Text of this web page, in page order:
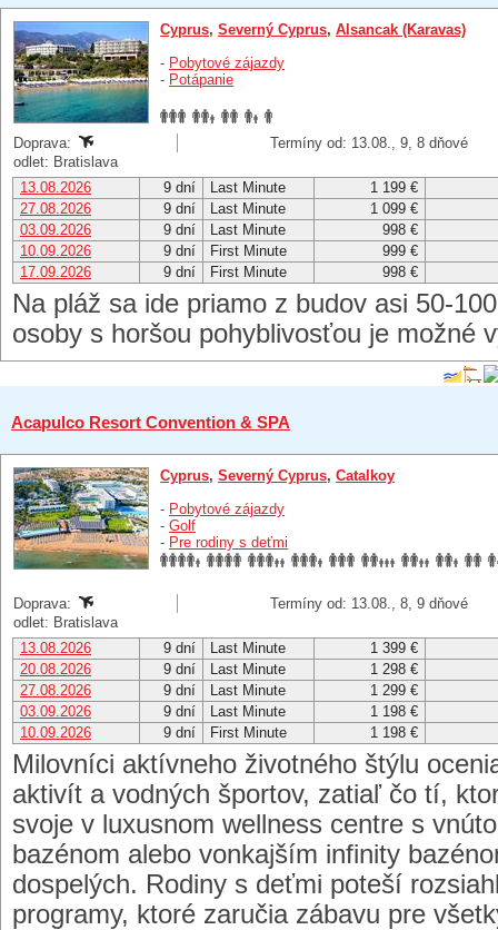
Cyprus, Severný Cyprus, Alsancak (Karavas)
- Pobytové zájazdy
- Potápanie
Doprava:
Termíny od: 13.08., 9, 8 dňové
odlet: Bratislava
13.08.2026
9 dní Last Minute
1 199 €
27.08.2026
9 dní Last Minute
1 099 €
03.09.2026
9 dní Last Minute
998 €
10.09.2026
9 dní First Minute
999 €
17.09.2026
9 dní First Minute 998 €
Na pláž sa ide priamo z budov asi 50-
osoby s horšou pohyblivosťou je možné
Acapulco Resort Convention & SPA
Cyprus, Severný Cyprus, Catalkoy
- Pobytové zájazdy
- Golf
- Pre rodiny s deťmi
Doprava:
Termíny od: 13.08., 8, 9 dňové
odlet: Bratislava
13.08.2026
9 dní Last Minute
1 399 €
20.08.2026
9 dní Last Minute
1 298 €
27.08.2026
9 dní Last Minute
1 299 €
03.09.2026
9 dní Last Minute
1 198 €
10.09.2026
9 dní First Minute 1 198 €
Milovníci aktívneho životného štýlu
aktivít a vodných športov, zatiaľ čo tí,
svoje v luxusnom wellness centre s
bazénom alebo vonkajším infinity
dospelých. Rodiny s deťmi poteší
programy, ktoré zaručia zábavu pre